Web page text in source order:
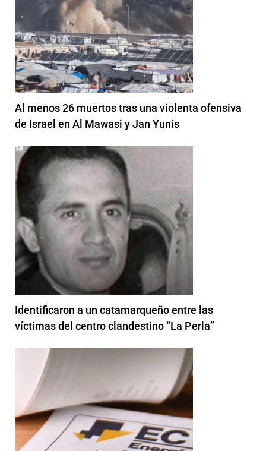
Al menos 26 muertos tras una violenta ofensiva
de Israel en Al Mawasi y Jan Yunis
Identificaron a un catamarqueño entre las
víctimas del centro clandestino “La Perla”